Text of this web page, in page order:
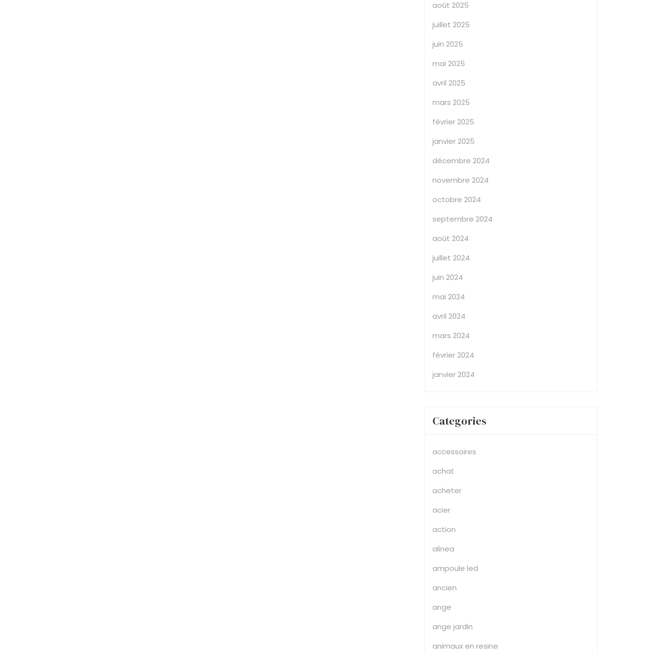
août 2025
juillet 2025
juin 2025
mai 2025
avril 2025
mars 2025
février 2025
janvier 2025
décembre 2024
novembre 2024
octobre 2024
septembre 2024
août 2024
juillet 2024
juin 2024
mai 2024
avril 2024
mars 2024
février 2024
janvier 2024
Categories
accessoires
achat
acheter
acier
action
alinea
ampoule led
ancien
ange
ange jardin
animaux en resine